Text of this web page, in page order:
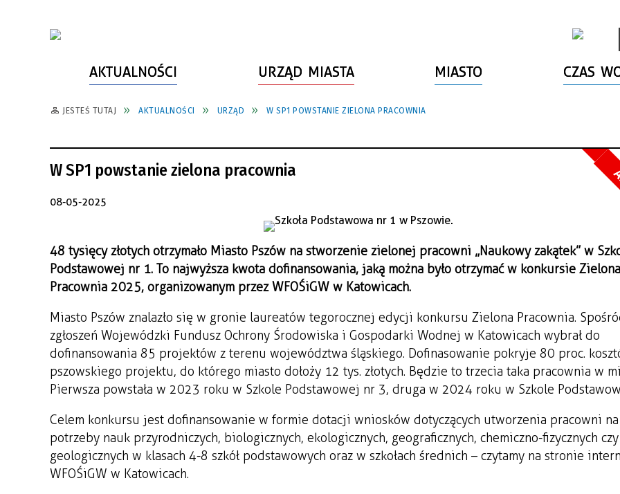
AKTUALNOŚCI URZĄD MIASTA
WŁADZE MIASTA
URZĄD STANU CYWILNEGO
RADA MIEJSKA
STRATEGIE, PLANY, PROGRAMY
FUNDUSZE ZEWNĘTRZNE
MIASTO
INFORMACJE O MIEŚCIE
PARTNERZY, NGO
JEDNOSTKI MIEJSKIE
INWESTYCJE MIEJSKIE
POWIATOWY LIDER
PRZEDSIĘBIORCZOŚCI
WAŻNE TELEFONY
GAZETA SAMORZĄDOWA
"PSZOW.PL"
CZAS
SPORT
SZLAKI TURYSTYCZNE
ZABYTKI
ZAŁATW SPRAWĘ
BEZPIECZEŃSTWO
ZWIERZĘTA W GMINIE
INFORMATOR
KOMUNIKACJA I TRANSPORT
ZAGOSPODAROWANIE
PRZESTRZENNE
JESTEŚ TUTAJ AKTUALNOŚCI URZĄD W SP1 POWSTANIE ZIELONA PRACOWNIA
W SP1 powstanie zielona pracownia
08-05-2025
48 tysięcy złotych otrzymało Miasto Pszów na stworzenie zielonej pracowni „Naukowy zakątek” w
Podstawowej nr 1. To najwyższa kwota dofinansowania, jaką można było otrzymać w konkursie Zielona
Pracownia 2025, organizowanym przez WFOŚiGW w Katowicach.
Miasto Pszów znalazło się w gronie laureatów tegorocznej edycji konkursu Zielona Pracownia.
zgłoszeń Wojewódzki Fundusz Ochrony Środowiska i Gospodarki Wodnej w Katowicach wybrał do
dofinansowania 85 projektów z terenu województwa śląskiego. Dofinasowanie pokryje 80 proc.
pszowskiego projektu, do którego miasto dołoży 12 tys. złotych. Będzie to trzecia taka pracownia w
Pierwsza powstała w 2023 roku w Szkole Podstawowej nr 3, druga w 2024 roku w Szkole
Celem konkursu jest dofinansowanie w formie dotacji wniosków dotyczących utworzenia pracowni na
potrzeby nauk przyrodniczych, biologicznych, ekologicznych, geograficznych, chemiczno-fizycznych czy
geologicznych w klasach 4-8 szkół podstawowych oraz w szkołach średnich – czytamy na stronie
WFOŚiGW w Katowicach.